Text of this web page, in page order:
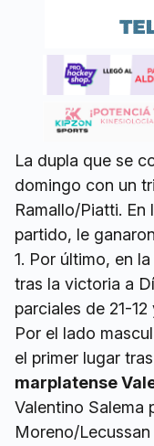
La dupla que se
domingo con un
Ramallo/Piatti. En
partido, le
1. Por último, en
tras la victoria a
parciales de 21-12
Por el lado
el primer lugar
marplatense
Valentino Salema
Moreno/